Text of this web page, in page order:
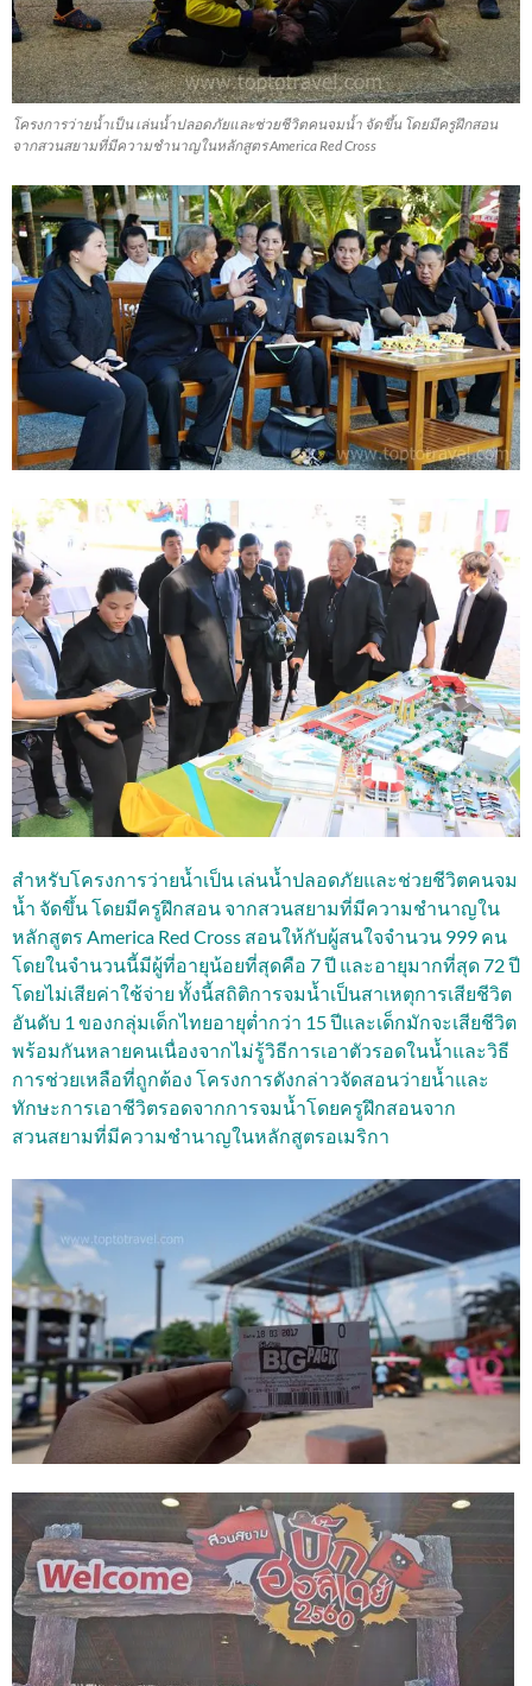
โครงการว่ายน้ำเป็น เล่นน้ำปลอดภัยและช่วยชีวิตคนจมน้ำ จัดขึ้น โดยมีครูฝึกสอน
จากสวนสยามที่มีความชำนาญในหลักสูตร America Red Cross
สำหรับโครงการว่ายน้ำเป็น เล่นน้ำปลอดภัยและช่วยชีวิตคนจม
น้ำ จัดขึ้น โดยมีครูฝึกสอน จากสวนสยามที่มีความชำนาญใน
หลักสูตร America Red Cross สอนให้กับผู้สนใจจำนวน 999 คน
โดยในจำนวนนี้มีผู้ที่อายุน้อยที่สุดคือ 7 ปี และอายุมากที่สุด 72 ปี
โดยไม่เสียค่าใช้จ่าย ทั้งนี้สถิติการจมน้ำเป็นสาเหตุการเสียชีวิต
อันดับ 1 ของกลุ่มเด็กไทยอายุต่ำกว่า 15 ปีและเด็กมักจะเสียชีวิต
พร้อมกันหลายคนเนื่องจากไม่รู้วิธีการเอาตัวรอดในน้ำและวิธี
การช่วยเหลือที่ถูกต้อง โครงการดังกล่าวจัดสอนว่ายน้ำและ
ทักษะการเอาชีวิตรอดจากการจมน้ำโดยครูฝึกสอนจาก
สวนสยามที่มีความชำนาญในหลักสูตรอเมริกา